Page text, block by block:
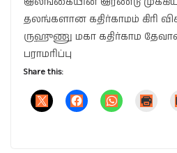
தலங்களான கதிர்காமம் கிரி
ருஹுணு மகா கதிர்காம
பராமரிப்பு
Share this: